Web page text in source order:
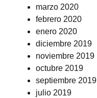
marzo 2020
febrero 2020
enero 2020
diciembre 2019
noviembre 2019
octubre 2019
septiembre 2019
julio 2019